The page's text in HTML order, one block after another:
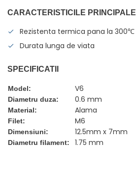
CARACTERISTICILE PRINCIPALE
Rezistenta termica pana la 300℃
Durata lunga de viata
SPECIFICATII
Model: V6
Diametru duza: 0.6 mm
Material: Alama
Filet: M6
Dimensiuni: 12.5mm x 7mm
Diametru filament: 1.75 mm